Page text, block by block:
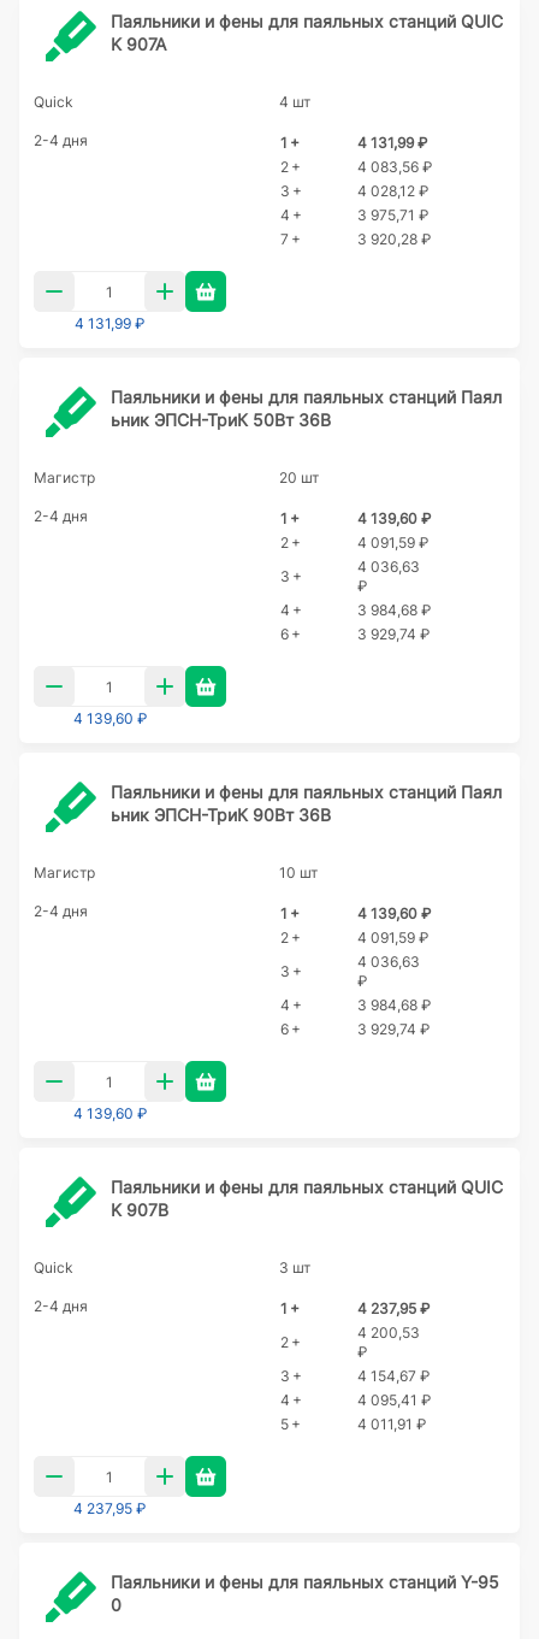
Паяльники и фены для паяльных станций QUIC
K 907A
Quick 4 шт
2-4 дня 1 +
4 131,99 ₽
2 +
4 083,56 ₽
3 +
4 028,12 ₽
4 +
3 975,71 ₽
7 +
3 920,28 ₽
4 131,99 ₽
Паяльники и фены для паяльных станций Паял
ьник ЭПСН-ТриК 50Вт 36В
Магистр 20 шт
2-4 дня 1 +
4 139,60 ₽
2 +
4 091,59 ₽
3 +
4 036,63
₽
4 +
3 984,68 ₽
6 +
3 929,74 ₽
4 139,60 ₽
Паяльники и фены для паяльных станций Паял
ьник ЭПСН-ТриК 90Вт 36В
Магистр 10 шт
2-4 дня 1 +
4 139,60 ₽
2 +
4 091,59 ₽
3 +
4 036,63
₽
4 +
3 984,68 ₽
6 +
3 929,74 ₽
4 139,60 ₽
Паяльники и фены для паяльных станций QUIC
K 907B
Quick 3 шт
2-4 дня 1 +
4 237,95 ₽
2 +
4 200,53
₽
3 +
4 154,67 ₽
4 +
4 095,41 ₽
5 +
4 011,91 ₽
4 237,95 ₽
Паяльники и фены для паяльных станций Y-95
0